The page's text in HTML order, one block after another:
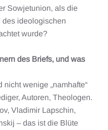
Sowjetunion, als die
ideologischen
wurde?
des Briefs, und was
wenige „namhafte“
Autoren, Theologen.
Vladimir Lapschin,
– das ist die Blüte